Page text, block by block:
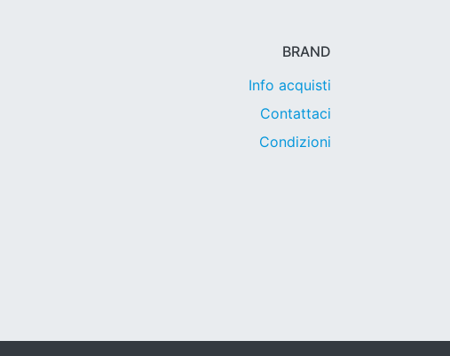
BRAND
Info acquisti
Contattaci
Condizioni